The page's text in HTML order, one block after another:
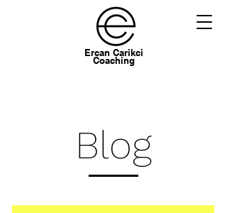
Ercan Carikci
Coaching
Blog